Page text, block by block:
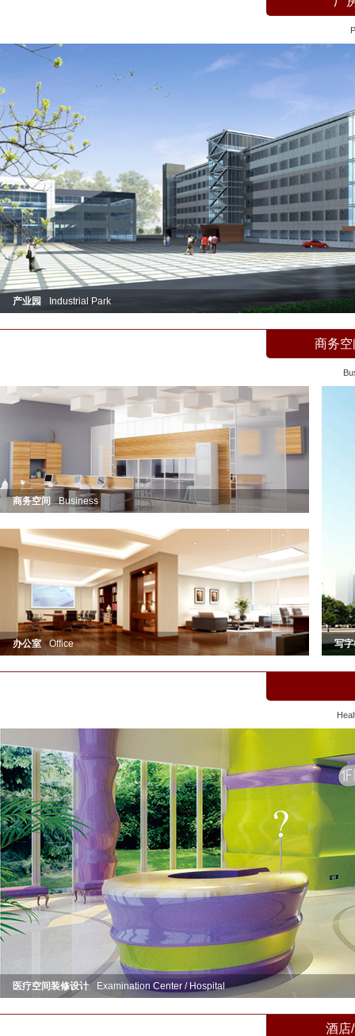
产业园 Industrial Park
商务
商务空间 Business
办公室 Office 写
医疗空间装修设计 Examination Center / Hospital
酒店